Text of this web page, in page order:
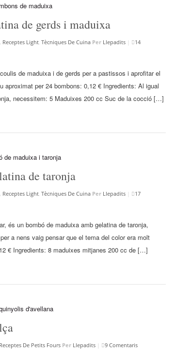
de gerds i maduixa
, Receptes Light, Tècniques De Cuina Per Llepadits
14
de maduixa i de gerds per a pastissos i aprofitar el
aproximat per 24 bombons: 0,12 € Ingredients: Al igual
necessitem: 5 Maduixes 200 cc Suc de la cocció […]
de taronja
Receptes Light Tècniques De Cuina Per Llepadits
17
és un bombó de maduixa amb gelatina de taronja,
a nens vaig pensar que el tema del color era molt
€ Ingredients: 8 maduixes mitjanes 200 cc de […]
Receptes De Petits Fours Per Llepadits 9 Comentaris